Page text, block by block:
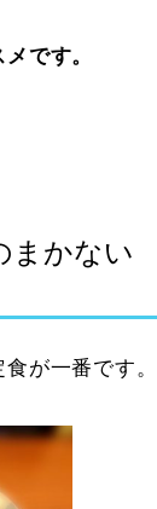
です。
まかない
が一番です。